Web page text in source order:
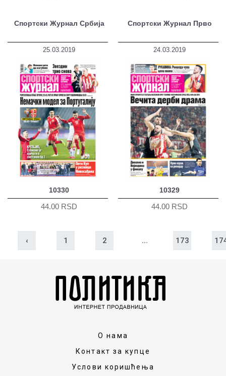
Спортски Журнал Србија
25.03.2019
10330
44.00 RSD
Спортски Журнал Прво
24.03.2019
10329
44.00 RSD
‹ 1 2 ... 173
О нама
Контакт за купце
Услови коришћења